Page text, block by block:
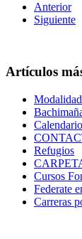
Anterior
Siguiente
Artículos
Refugios
Cursos
Federate
Carreras